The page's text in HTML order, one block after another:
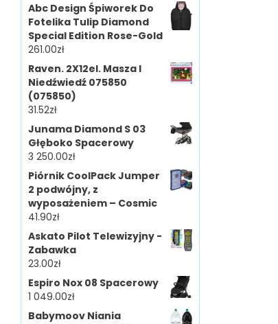
Abc Design Śpiworek Do
Fotelika Tulip Diamond
Special Edition Rose-Gold
261.00zł
Raven. 2X12el. Masza I
Niedźwiedź 075850
(075850)
31.52zł
Junama Diamond S 03
Głęboko Spacerowy
3 250.00zł
Piórnik CoolPack Jumper
2 podwójny, z
wyposażeniem – Cosmic
41.90zł
Askato Pilot Telewizyjny -
Zabawka
23.00zł
Espiro Nox 08 Spacerowy
1 049.00zł
Babymoov Niania